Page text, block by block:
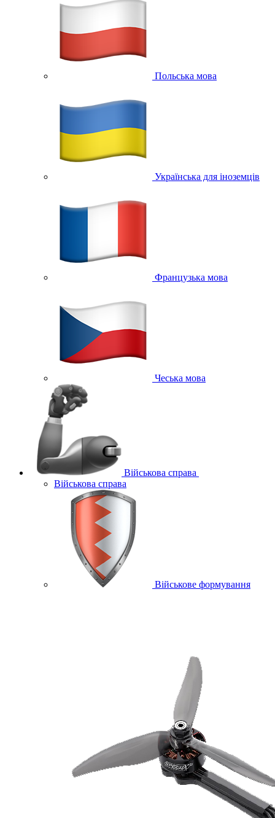
Польська мова
Українська для іноземців
Французька мова
Чеська мова
Військова справа
Військова справа
Військове формування